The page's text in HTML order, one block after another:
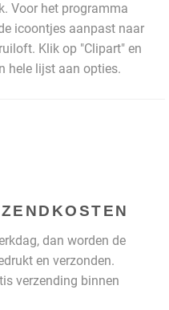
Voor het programma
icoontjes aanpast naar
Klik op "Clipart" en
hele lijst aan opties.
dan worden de
en verzonden.
verzending binnen